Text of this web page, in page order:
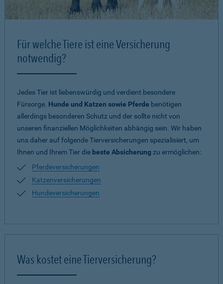
Für welche Tiere ist eine Versicherung
notwendig?
Jedes Tier ist liebenswürdig und verdient besondere
Fürsorge. Hunde und Katzen sowie Pferde benötigen
allerdings besonderen Schutz und der sollte nicht von
unseren finanziellen Möglichkeiten abhängig sein. Wir haben
uns daher auf folgende Tierversicherungen spezialisiert, um
Ihnen und Ihrem Tier die beste Absicherung zu ermöglichen:
Pferdeversicherungen
Katzenversicherungen
Hundeversicherungen
Was kostet eine Tierversicherung?